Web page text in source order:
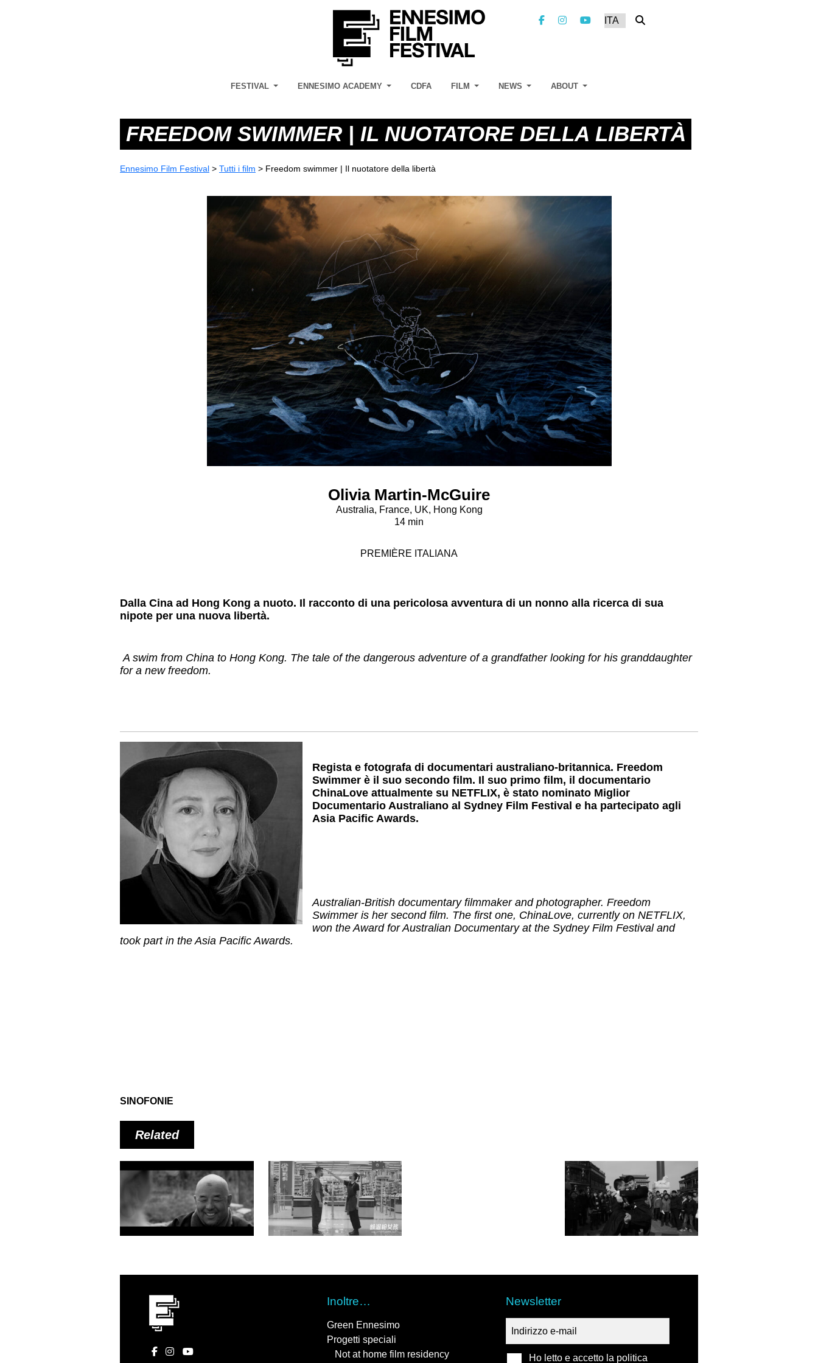
FESTIVAL ENNESIMO ACADEMY CDFA FILM NEWS ABOUT
FREEDOM SWIMMER | IL NUOTATORE DELLA LIBERTÀ
Ennesimo Film Festival > Tutti i film > Freedom swimmer | Il nuotatore della libertà
Olivia Martin-McGuire
Australia, France, UK, Hong Kong
14 min
PREMIÈRE ITALIANA
Dalla Cina ad Hong Kong a nuoto. Il racconto di una pericolosa avventura di un nonno alla ricerca di sua
nipote per una nuova libertà.
A swim from China to Hong Kong. The tale of the dangerous adventure of a grandfather looking for his granddaughter
for a new freedom.
Regista e fotografa di documentari australiano-britannica. Freedom
Swimmer è il suo secondo film. Il suo primo film, il documentario
ChinaLove attualmente su NETFLIX, è stato nominato Miglior
Documentario Australiano al Sydney Film Festival e ha partecipato agli
Asia Pacific Awards.
Australian-British documentary filmmaker and photographer. Freedom
Swimmer is her second film. The first one, ChinaLove, currently on NETFLIX,
won the Award for Australian Documentary at the Sydney Film Festival and
took part in the Asia Pacific Awards.
SINOFONIE
Related
Inoltre…
Green Ennesimo
Progetti speciali
Not at home film residency
Newsletter
Ho letto e accetto la politica